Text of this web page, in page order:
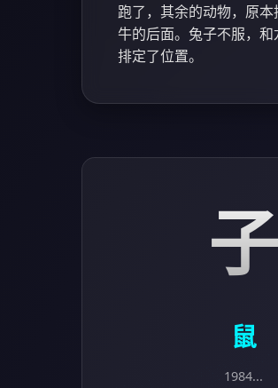
跑了，其余的动物，原
牛的后面。兔子不服，
排定了位置。
子
鼠
1984...